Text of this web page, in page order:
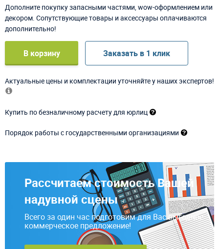
Дополните покупку запасными частями, wow-оформлением или
декором. Сопутствующие товары и аксессуары оплачиваются
дополнительно!
В корзину Заказать в 1 клик
Актуальные цены и комплектации уточняйте у наших экспертов!
Купить по безналичному расчету для юрлиц
Порядок работы с государственными организациями
Рассчитаем стоимость Вашей
надувной сцены
Всего за один час подготовим для Вас выгодное
коммерческое предложение!